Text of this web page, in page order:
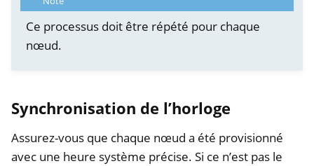
Ce processus doit être répété pour chaque
nœud.
Synchronisation de l’horloge
Assurez-vous que chaque nœud a été provisionné
avec une heure système précise. Si ce n’est pas le